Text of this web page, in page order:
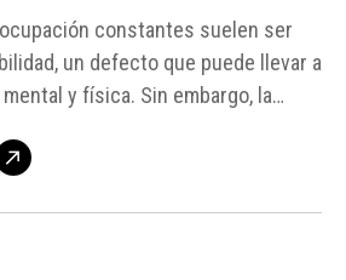
constantes suelen ser
un defecto que puede llevar a
y física. Sin embargo, la
ser un mecanismo de